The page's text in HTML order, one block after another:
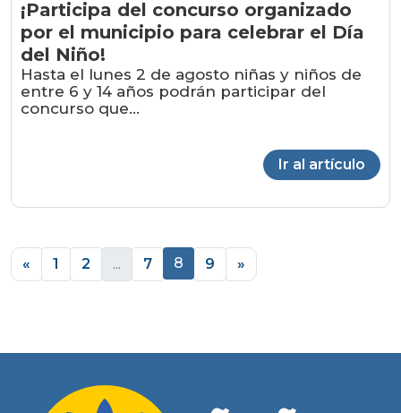
¡Participa del concurso organizado
por el municipio para celebrar el Día
del Niño!
Hasta el lunes 2 de agosto niñas y niños de
entre 6 y 14 años podrán participar del
concurso que...
Ir al artículo
« 1 2 ... 7 8 9 »